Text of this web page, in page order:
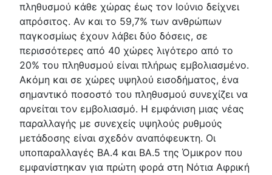
πληθυσμού κάθε χώρας έως τον Ιούνιο δείχνει
απρόσιτος. Αν και το 59,7% των ανθρώπων
παγκοσμίως έχουν λάβει δύο δόσεις, σε
περισσότερες από 40 χώρες λιγότερο από το
20% του πληθυσμού είναι πλήρως εμβολιασμένο.
Ακόμη και σε χώρες υψηλού εισοδήματος, ένα
σημαντικό ποσοστό του πληθυσμού συνεχίζει να
αρνείται τον εμβολιασμό. Η εμφάνιση μιας νέας
παραλλαγής με συνεχείς υψηλούς ρυθμούς
μετάδοσης είναι σχεδόν αναπόφευκτη. Οι
υποπαραλλαγές BA.4 και BA.5 της Όμικρον που
εμφανίστηκαν για πρώτη φορά στη Νότια Αφρική